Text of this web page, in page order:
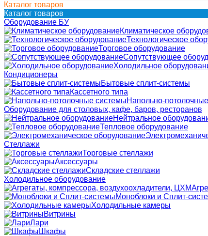
Каталог товаров
Каталог товаров
Оборудование БУ
Климатическое
Технологическое
Торговое оборудование
Сопутствующее
Холодильное
Кондиционеры
Бытовые сплит-системы
Кассетного типа
Напольно-
Оборудование для столовых, кафе, баров, ресторанов
Нейтральное
Тепловое оборудование
Стеллажи
Торговые стеллажи
Аксессуары
Складские стеллажи
Холодильное оборудование
Моноблоки и Сплит-
Холодильные камеры
Витрины
Лари
Шкафы